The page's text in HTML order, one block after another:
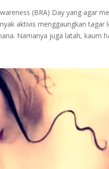
(BRA) Day yang agar
aktivis menggaungkan tagar
Namanya juga latah, kaum